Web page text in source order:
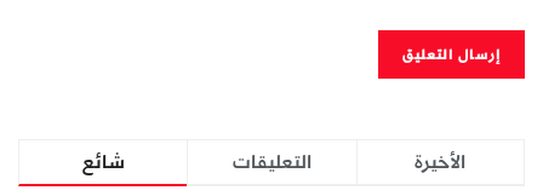
شائع التعليقات الأخيرة